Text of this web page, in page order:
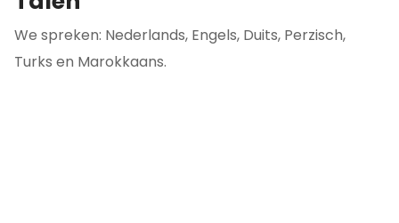
We spreken: Nederlands, Engels, Duits, Perzisch,
Turks en Marokkaans.